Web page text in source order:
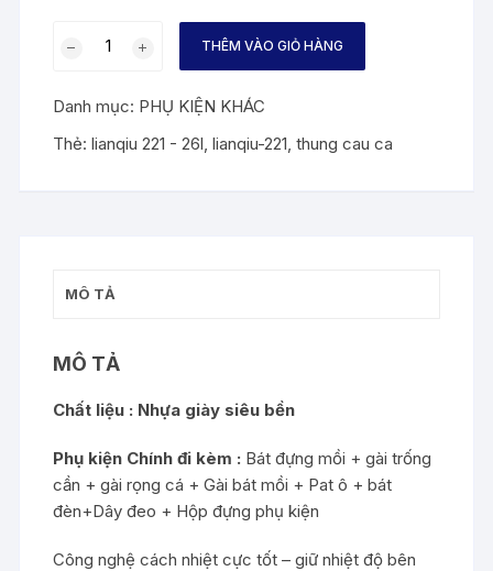
Lianqiu
2021
THÊM VÀO GIỎ HÀNG
Danh mục: PHỤ KIỆN KHÁC
Thẻ:lianqiu 221 - 26l ,lianqiu-221 ,thung cau ca
MÔ TẢ
MÔ TẢ
Chất liệu : Nhựa giày siêu bền
Phụ kiện Chính đi kèm : Bát đựng mồi + gài trống
cần + gài rọng cá + Gài bát mồi + Pat ô + bát
đèn+Dây đeo + Hộp đựng phụ kiện
Công nghệ cách nhiệt cực tốt – giữ nhiệt độ bên